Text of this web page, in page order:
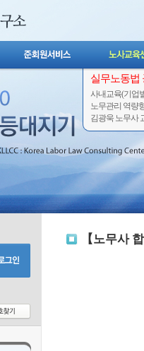
실무노동법
사내교육(기업
노무관리 역량
김광욱 노무사
【노무사